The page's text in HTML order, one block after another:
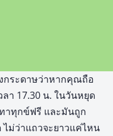
กระดาษว่าหากคุณถือ
า 17.30 น. ในวันหยุด
าทุกข์ฟรี และมันถูก
ไม่ว่าแถวจะยาวแค่ไหน